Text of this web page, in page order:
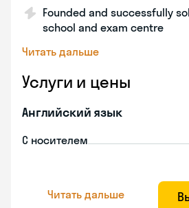
Founded and successfully
school and exam centre
Читать дальше
Услуги и цены
Английский язык
С носителем
Читать дальше